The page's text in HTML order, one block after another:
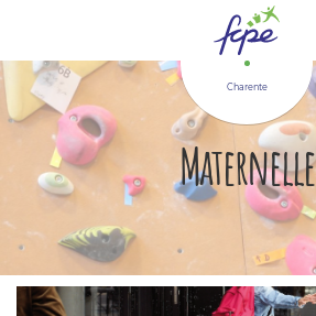
Charente
Maternelle